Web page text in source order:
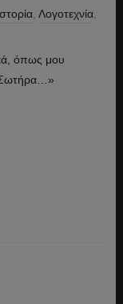
, Λογοτεχνία,
όπως μου
Σωτήρα…»